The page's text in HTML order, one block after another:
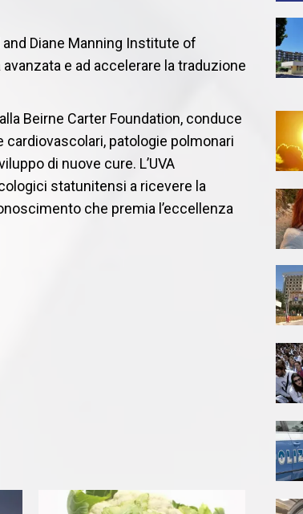
Diane Manning Institute of
e ad accelerare la traduzione
Beirne Carter Foundation, conduce
patologie polmonari
di nuove cure. L’UVA
statunitensi a ricevere la
che premia l’eccellenza